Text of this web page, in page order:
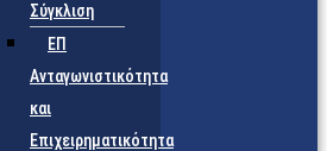
Σύγκλιση
ΕΠ
Ανταγωνιστικότητα
και
Επιχειρηματικότητα